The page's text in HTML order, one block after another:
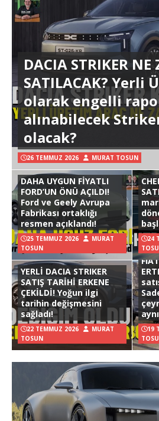
DACIA STRIKER
SATILACAK? Yerli
olarak engelli
alınabilecek
olacak?
26 TEMMUZ 2026 MURAT TOSUN
DAHA UYGUN FİYATLI
FORD’UN ÖNÜ AÇILDI!
Ford ve Geely Avrupa
Fabrikası ortaklığı
resmen açıklandı!
25 TEMMUZ 2026
MURAT
TOSUN
24
YERLİ DACIA STRIKER
SATIŞ TARİHİ ERKENE
ÇEKİLDİ! Yoğun ilgi
tarihin değişmesini
sağladı!
22 TEMMUZ 2026
MURAT
TOSUN
19